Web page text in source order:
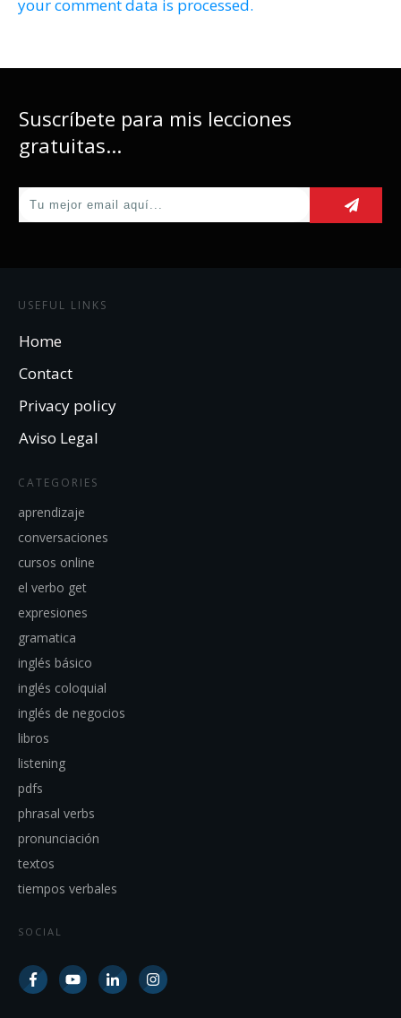
your comment data is processed.
Suscríbete para mis lecciones
gratuitas...
USEFUL LINKS
Home
Contact
Privacy policy
Aviso Legal
CATEGORIES
aprendizaje
conversaciones
cursos online
el verbo get
expresiones
gramatica
inglés básico
inglés coloquial
inglés de negocios
libros
listening
pdfs
phrasal verbs
pronunciación
textos
tiempos verbales
SOCIAL